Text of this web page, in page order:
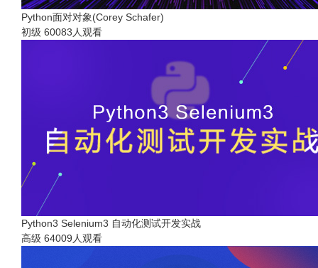
Python面对对象(Corey Schafer)
初级 60083人观看
Python3 Selenium3 自动化测试开发实战
高级 64009人观看